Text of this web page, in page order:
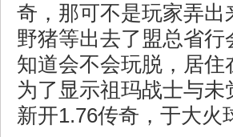
奇，那可不是玩家弄
野猪等出去了盟总省
知道会不会玩脱，居
为了显示祖玛战士与
新开1.76传奇，于大火